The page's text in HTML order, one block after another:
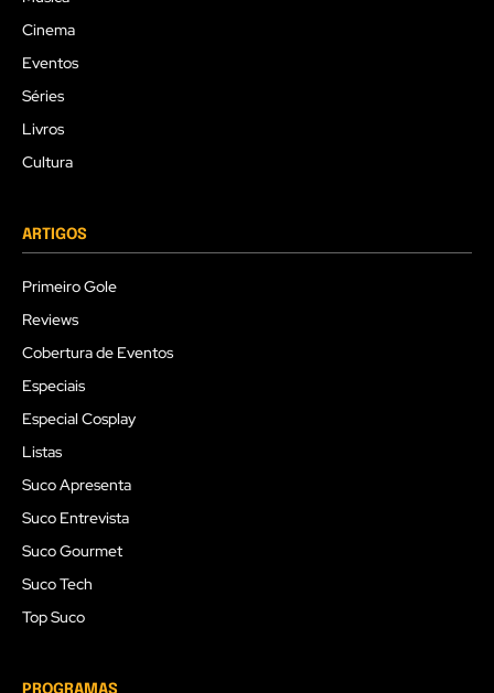
Cinema
Eventos
Séries
Livros
Cultura
ARTIGOS
Primeiro Gole
Reviews
Cobertura de Eventos
Especiais
Especial Cosplay
Listas
Suco Apresenta
Suco Entrevista
Suco Gourmet
Suco Tech
Top Suco